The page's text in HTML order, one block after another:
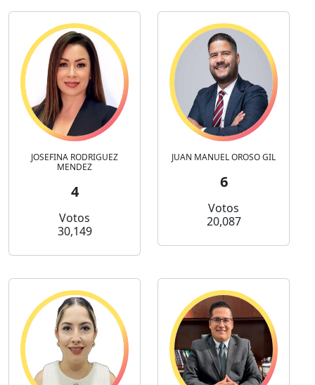
JOSEFINA RODRIGUEZ
MENDEZ
4
Votos
30,149
JUAN MANUEL OROSO GIL
6
Votos
20,087